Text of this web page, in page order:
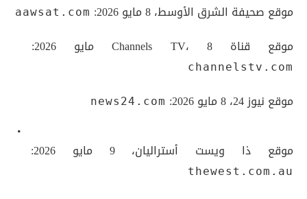
موقع صحيفة الشرق الأوسط، 8 مايو 2026: aawsat.com
موقع قناة Channels TV، 8 مايو 2026:
channelstv.com
موقع نيوز 24، 8 مايو 2026: news24.com
موقع ذا ويست أستراليان، 9 مايو 2026:
thewest.com.au